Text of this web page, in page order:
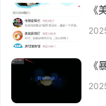
《
《